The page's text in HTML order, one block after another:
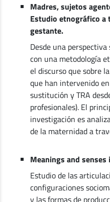
Madres, sujetos
Estudio etnográfico a
gestante.
Desde una
con una metodología
el discurso que sobre
que han intervenido
sustitución y TRA
profesionales). El
investigación es
de la maternidad a
Meanings and senses
Estudio de las
configuraciones